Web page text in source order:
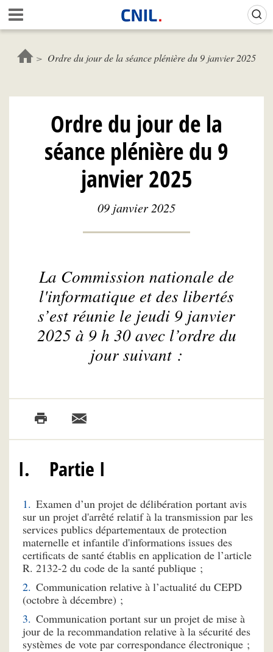
Aller
au
contenu
principal
c
l
C
N
I
L
Ordre du jour de la séance plénière du 9 janvier 2025
Ordre du jour de la
séance plénière du 9
janvier 2025
09 janvier 2025
La Commission nationale de
l'informatique et des libertés
s’est réunie le jeudi 9 janvier
2025 à 9 h 30 avec l’ordre du
jour suivant :
I. Partie I
Examen d’un projet de délibération portant avis
sur un projet d'arrêté relatif à la transmission par les
services publics départementaux de protection
maternelle et infantile d'informations issues des
certificats de santé établis en application de l’article
R. 2132-2 du code de la santé publique ;
Communication relative à l’actualité du CEPD
(octobre à décembre) ;
Communication portant sur un projet de mise à
jour de la recommandation relative à la sécurité des
systèmes de vote par correspondance électronique ;
Gestion de vos préférences sur les cookies (témoins de connexion)